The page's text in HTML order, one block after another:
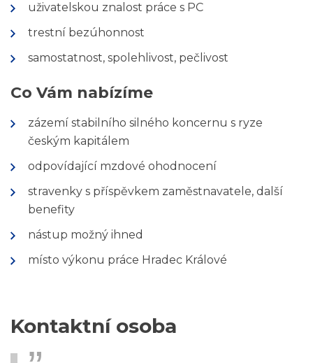
uživatelskou znalost práce s PC
trestní bezúhonnost
samostatnost, spolehlivost, pečlivost
Co Vám nabízíme
zázemí stabilního silného koncernu s ryze
českým kapitálem
odpovídající mzdové ohodnocení
stravenky s příspěvkem zaměstnavatele, další
benefity
nástup možný ihned
místo výkonu práce Hradec Králové
Kontaktní osoba